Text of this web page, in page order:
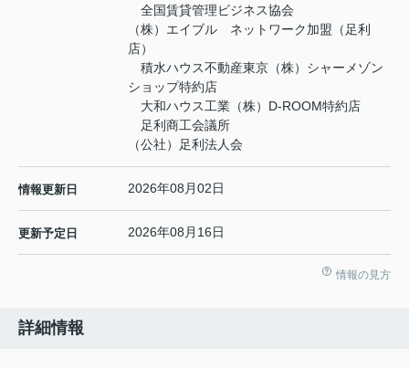
全国賃貸管理ビジネス協会
（株）エイブル ネットワーク加盟（足利
店）
積水ハウス不動産東京（株）シャーメゾン
ショップ特約店
大和ハウス工業（株）D-ROOM特約店
足利商工会議所
（公社）足利法人会
情報更新日 2026年08月02日
更新予定日 2026年08月16日
情報の見方
詳細情報